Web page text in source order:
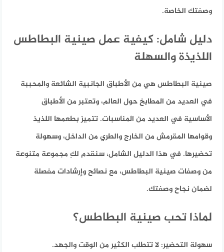
وصفتك الخاصة.
دليل شامل: كيفية عمل صينية البطاطس
اللذيذة والسهلة
صينية البطاطس هي من الأطباق الجانبية الشائعة والمحببة
في العديد من المطابخ حول العالم، وتعتبر من الأطباق
الأساسية في العديد من المناسبات. تتميز بطعمها اللذيذ
وقوامها المقرمش من الخارج والطري من الداخل، وسهولة
تحضيرها. في هذا الدليل الشامل، سنقدم لكِ مجموعة متنوعة
من وصفات صينية البطاطس، مع نصائح وإرشادات مفصلة
لضمان نجاح وصفتك.
لماذا تحب صينية البطاطس؟
سهولة التحضير: لا تتطلب الكثير من الوقت والجهد.